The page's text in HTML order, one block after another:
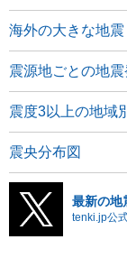
海外の大きな地震
震源地ごとの地
震度3以上の地域
震央分布図
最新の地
tenki.jp公